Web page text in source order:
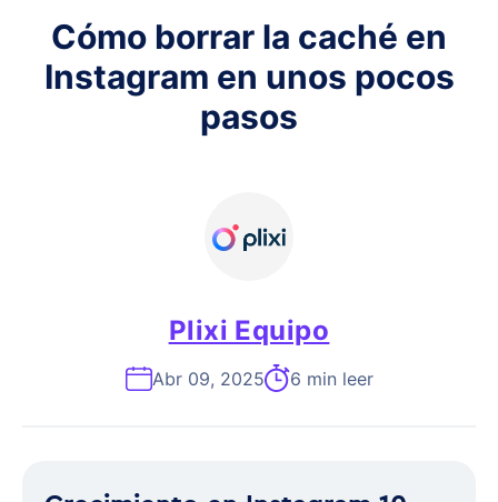
Cómo borrar la caché en
Instagram en unos pocos
pasos
Plixi Equipo
Abr 09, 2025 6 min leer